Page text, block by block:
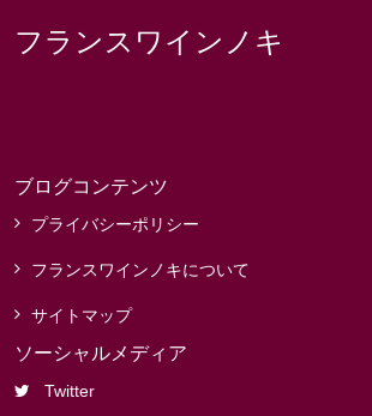
フランスワインノキ
ブログコンテンツ
プライバシーポリシー
フランスワインノキについて
サイトマップ
ソーシャルメディア
Twitter